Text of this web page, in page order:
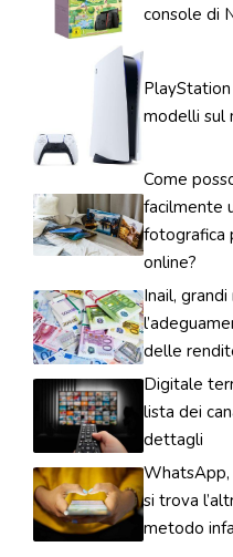
console di
modelli sul
Come
facilmente
fotografica
online?
Inail,
delle
Digitale
lista dei
dettagli
WhatsApp,
si trova
metodo